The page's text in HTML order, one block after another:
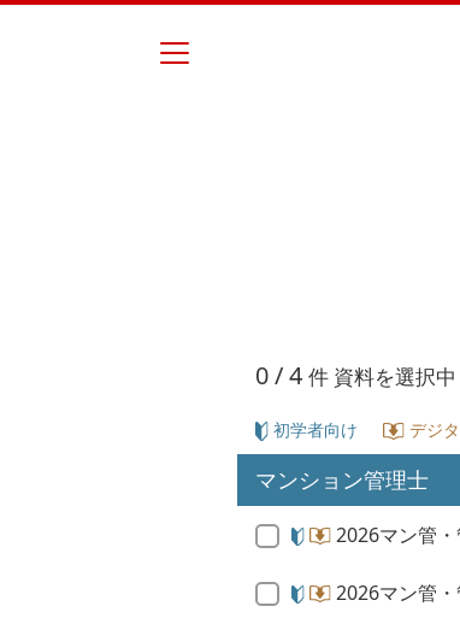
0/ 4 件 資料を選択中
初学者向け デジ
マンション管理士
2026マン管・
2026マン管・